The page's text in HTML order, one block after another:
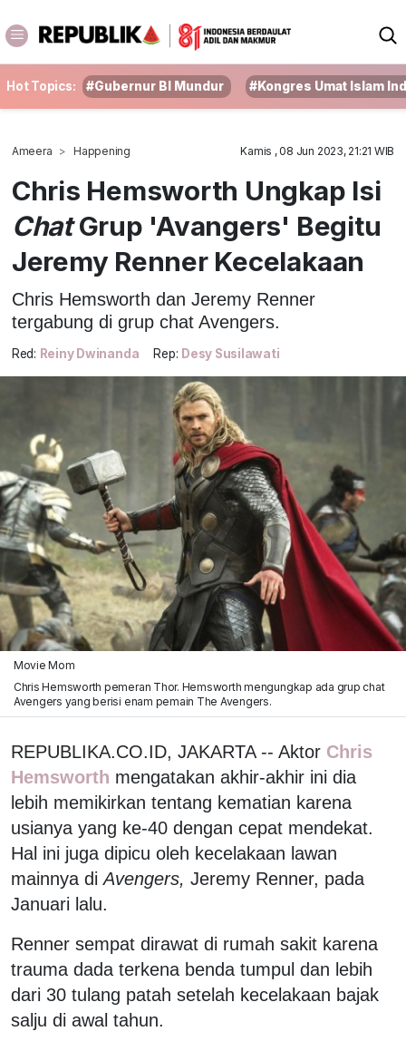
Hot Topics: #Gubernur BI Mundur #Kongres Umat Islam
Ameera Happening Kamis , 08 Jun 2023, 21:21 WIB
Chris Hemsworth Ungkap Isi
ChatGrup 'Avangers' Begitu
Jeremy Renner Kecelakaan
Chris Hemsworth dan Jeremy Renner
tergabung di grup chat Avengers.
Red: Reiny Dwinanda Rep: Desy Susilawati
Movie Mom
Chris Hemsworth pemeran Thor. Hemsworth mengungkap ada grup chat
Avengers yang berisi enam pemain The Avengers.
REPUBLIKA.CO.ID, JAKARTA -- Aktor Chris
Hemsworth mengatakan akhir-akhir ini dia
lebih memikirkan tentang kematian karena
usianya yang ke-40 dengan cepat mendekat.
Hal ini juga dipicu oleh kecelakaan lawan
mainnya diAvengers, Jeremy Renner, pada
Januari lalu.
Renner sempat dirawat di rumah sakit karena
trauma dada terkena benda tumpul dan lebih
dari 30 tulang patah setelah kecelakaan bajak
salju di awal tahun.